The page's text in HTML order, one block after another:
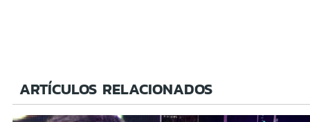
ARTÍCULOS RELACIONADOS